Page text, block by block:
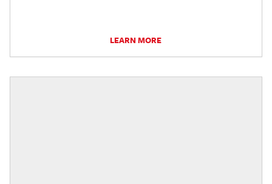
LEARN MORE